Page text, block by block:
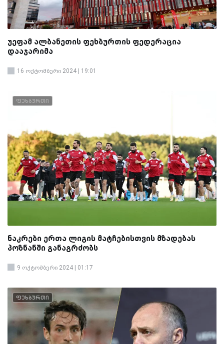
უეფამ ალბანეთის ფეხბურთის ფედერაცია
დააჯარიმა
16 ოქტომბერი 2024 | 19:01
ფეხბურთი
ნაკრები ერთა ლიგის მატჩებისთვის მზადებას
პოზნანში განაგრძობს
9 ოქტომბერი 2024 | 01:17
ფეხბურთი